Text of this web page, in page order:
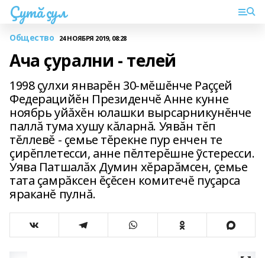
Çутă çул
Общество 24 НОЯБРЯ 2019, 08:28
Ача çурални - телей
1998 çулхи январĕн 30-мĕшĕнче Раççей
Федерацийĕн Президенчĕ Анне кунне
ноябрь уйăхĕн юлашки вырсарникунĕнче
паллă тума хушу кăларнă. Уявăн тĕп
тĕллевĕ - çемье тĕрекне пур енчен те
çирĕплетесси, анне пĕлтерĕшне ỹстересси.
Уява Патшалăх Думин хĕрарăмсен, çемье
тата çамрăксен ĕçĕсен комитечĕ пуçарса
яраканĕ пулнă.